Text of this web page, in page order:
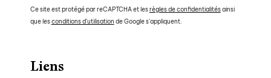
Ce site est protégé par reCAPTCHA et lesrègles de confidentialitésainsi
que lesconditions d'utilisation de Google s'appliquent.
Liens